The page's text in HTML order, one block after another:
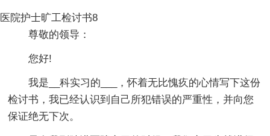
医院护士旷工检讨书8
尊敬的领导：
您好!
我是__科实习的___，怀着无比愧疚的心情写下这份
检讨书，我已经认识到自己所犯错误的严重性，并向您
保证绝无下次。